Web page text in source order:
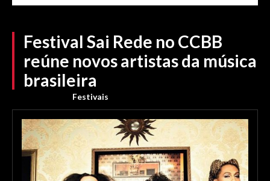
Festival Sai Rede no CCBB
reúne novos artistas da música
brasileira
Festivais